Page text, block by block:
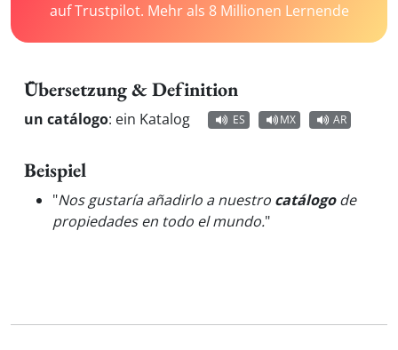
auf Trustpilot. Mehr als 8 Millionen Lernende
Übersetzung & Definition
un catálogo: ein Katalog ES MX AR
Beispiel
"Nos gustaría añadirlo a nuestro catálogode
propiedades en todo el mundo."